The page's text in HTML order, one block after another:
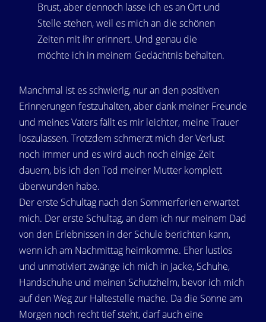
Brust, aber dennoch lasse ich es an Ort und
Stelle stehen, weil es mich an die schönen
Zeiten mit ihr erinnert. Und genau die
möchte ich in meinem Gedächtnis behalten.
Manchmal ist es schwierig, nur an den positiven
Erinnerungen festzuhalten, aber dank meiner Freunde
und meines Vaters fällt es mir leichter, meine Trauer
loszulassen. Trotzdem schmerzt mich der Verlust
noch immer und es wird auch noch einige Zeit
dauern, bis ich den Tod meiner Mutter komplett
überwunden habe.
Der erste Schultag nach den Sommerferien erwartet
mich. Der erste Schultag, an dem ich nur meinem Dad
von den Erlebnissen in der Schule berichten kann,
wenn ich am Nachmittag heimkomme. Eher lustlos
und unmotiviert zwänge ich mich in Jacke, Schuhe,
Handschuhe und meinen Schutzhelm, bevor ich mich
auf den Weg zur Haltestelle mache. Da die Sonne am
Morgen noch recht tief steht, darf auch eine